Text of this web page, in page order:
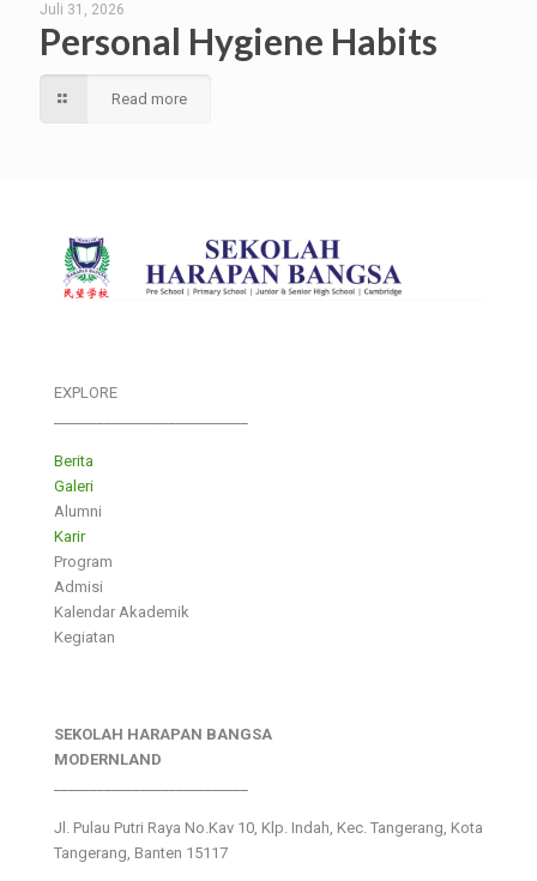
Juli 31, 2026
Personal Hygiene Habits
Read more
EXPLORE
Berita
Galeri
Alumni
Karir
Program
Admisi
Kalendar Akademik
Kegiatan
SEKOLAH HARAPAN BANGSA
MODERNLAND
Jl. Pulau Putri Raya No.Kav 10, Klp. Indah, Kec. Tangerang, Kota
Tangerang, Banten 15117